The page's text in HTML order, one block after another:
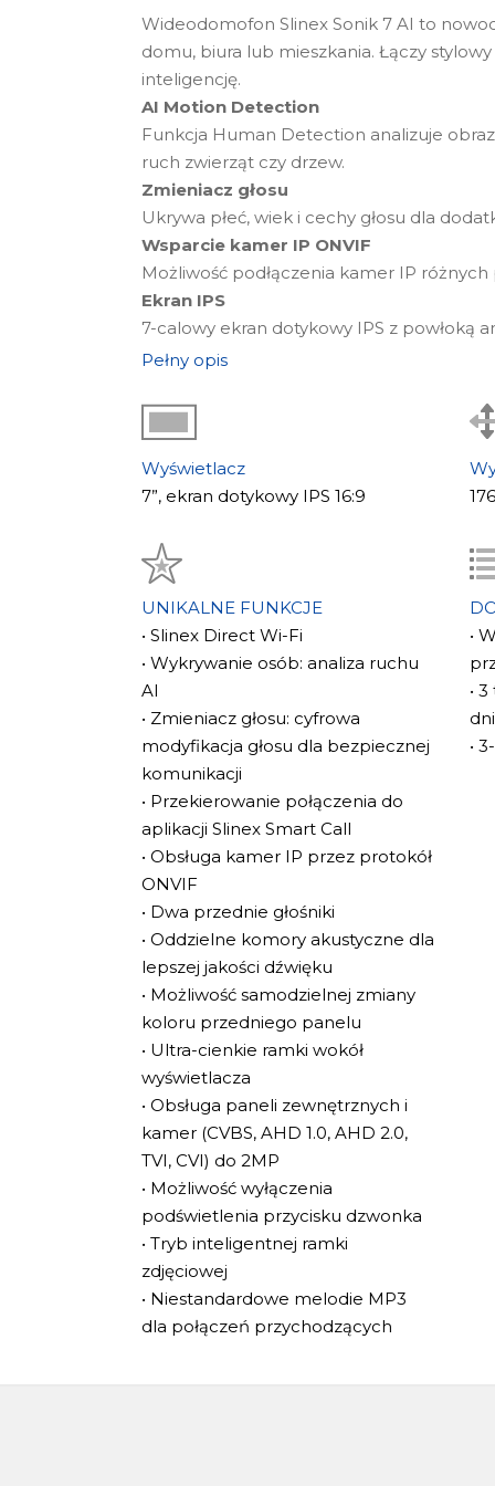
Wideodomofon Slinex Sonik 7 AI to
domu, biura lub mieszkania. Łączy
inteligencję.
AI Motion Detection
Funkcja Human Detection analizuje
ruch zwierząt czy drzew.
Zmieniacz głosu
Ukrywa płeć, wiek i cechy głosu dla
Wsparcie kamer IP ONVIF
Możliwość podłączenia kamer IP
Ekran IPS
7-calowy ekran dotykowy IPS z powłoką
Pełny opis
Wyświetlacz
7”, ekran dotykowy IPS 16:9
UNIKALNE FUNKCJE
• Slinex Direct Wi-Fi
• Wykrywanie osób: analiza ruchu
AI
• Zmieniacz głosu: cyfrowa
modyfikacja głosu dla bezpiecznej
komunikacji
• Przekierowanie połączenia do
aplikacji Slinex Smart Call
• Obsługa kamer IP przez protokół
ONVIF
• Dwa przednie głośniki
• Oddzielne komory akustyczne dla
lepszej jakości dźwięku
• Możliwość samodzielnej zmiany
koloru przedniego panelu
• Ultra-cienkie ramki wokół
wyświetlacza
• Obsługa paneli zewnętrznych i
kamer (CVBS, AHD 1.0, AHD 2.0,
TVI, CVI) do 2MP
• Możliwość wyłączenia
podświetlenia przycisku dzwonka
• Tryb inteligentnej ramki
zdjęciowej
• Niestandardowe melodie MP3
dla połączeń przychodzących
•
•
•